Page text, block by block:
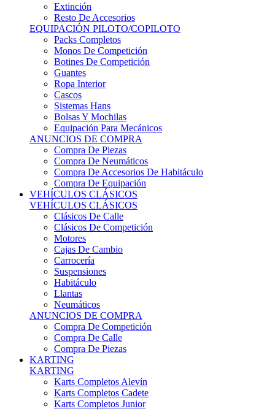
Resto De Accesorios
EQUIPACIÓN PILOTO/COPILOTO
Packs Completos
Monos De Competición
Botines De Competición
Guantes
Ropa Interior
Cascos
Sistemas Hans
Bolsas Y Mochilas
Equipación Para Mecánicos
ANUNCIOS DE COMPRA
Compra De Piezas
Compra De Neumáticos
Compra De Accesorios De Habitáculo
Compra De Equipación
VEHÍCULOS CLÁSICOS
VEHÍCULOS CLÁSICOS
Clásicos De Calle
Clásicos De Competición
Motores
Cajas De Cambio
Carrocería
Suspensiones
Habitáculo
Llantas
Neumáticos
ANUNCIOS DE COMPRA
Compra De Competición
Compra De Calle
Compra De Piezas
KARTING
KARTING
Karts Completos Alevín
Karts Completos Cadete
Karts Completos Junior
Karts Completos Senior